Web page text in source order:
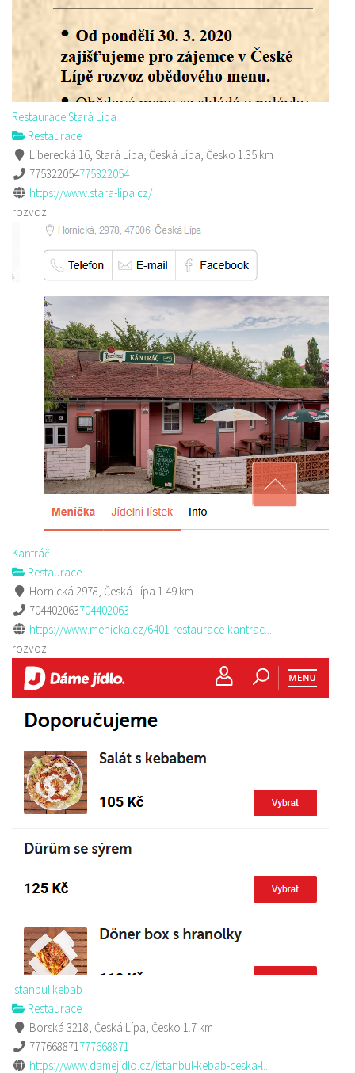
Restaurace Stará Lípa
Restaurace
Liberecká 16, Stará Lípa, Česká Lípa, Česko 1.35 km
775322054775322054
https://www.stara-lipa.cz/
rozvoz
Kantráč
Restaurace
Hornická 2978, Česká Lípa 1.49 km
704402063704402063
https://www.menicka.cz/6401-restaurace-kantrac....
rozvoz
Istanbul kebab
Restaurace
Borská 3218, Česká Lípa, Česko 1.7 km
777668871777668871
https://www.damejidlo.cz/istanbul-kebab-ceska-l...